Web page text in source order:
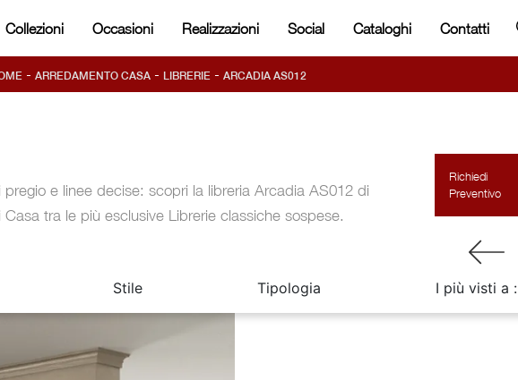
Collezioni Occasioni Realizzazioni Social Cataloghi Contatti
- ARREDAMENTO CASA - LIBRERIE - ARCADIA AS012
pregio e linee decise: scopri la libreria Arcadia AS012 di
Casa tra le più esclusive Librerie classiche sospese.
Richiedi
Preventivo
Stile Tipologia I più visti a :